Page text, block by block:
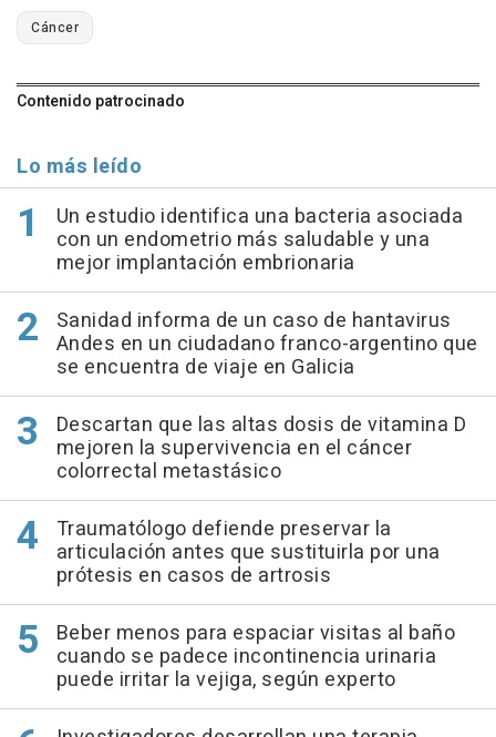
Cáncer
Contenido patrocinado
Lo más leído
Un estudio identifica una bacteria asociada
con un endometrio más saludable y una
mejor implantación embrionaria
Sanidad informa de un caso de hantavirus
Andes en un ciudadano franco-argentino que
se encuentra de viaje en Galicia
Descartan que las altas dosis de vitamina D
mejoren la supervivencia en el cáncer
colorrectal metastásico
Traumatólogo defiende preservar la
articulación antes que sustituirla por una
prótesis en casos de artrosis
Beber menos para espaciar visitas al baño
cuando se padece incontinencia urinaria
puede irritar la vejiga, según experto